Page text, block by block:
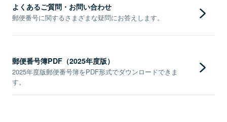
よくあるご質問・お問い合わせ
郵便番号に関するさまざまな疑問にお答えします。
郵便番号簿PDF（2025年度版）
2025年度版郵便番号簿をPDF形式でダウンロードできま
す。